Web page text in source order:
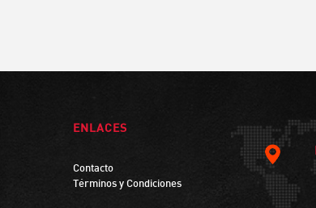
ENLACES
Contacto
Términos y Condiciones